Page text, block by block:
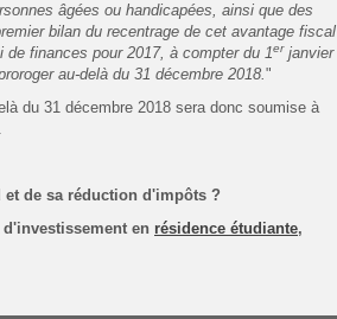
âgées ou handicapées, ainsi que des
bilan du recentrage de cet avantage fiscal
finances pour 2017, à compter du 1erjanvier
au-delà du 31 décembre 2018."
du 31 décembre 2018 sera donc soumise à
de sa réduction d'impôts ?
en résidence étudiante,